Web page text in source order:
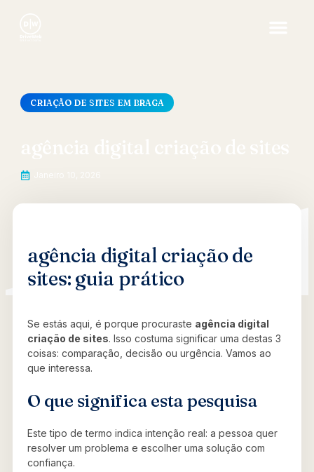
CRIAÇÃO DE SITES EM BRAGA
agência digital criação de
sites: guia prático
Se estás aqui, é porque procuraste agência digital
criação de sites. Isso costuma significar uma destas 3
coisas: comparação, decisão ou urgência. Vamos ao
que interessa.
O que significa esta pesquisa
Este tipo de termo indica intenção real: a pessoa quer
resolver um problema e escolher uma solução com
confiança.